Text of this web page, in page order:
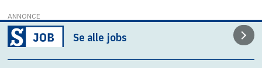
ANNONCE
Se alle jobs